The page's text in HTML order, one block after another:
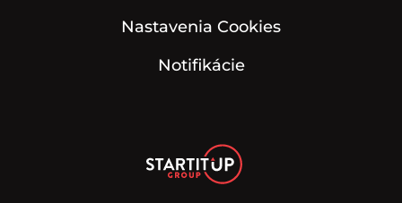
Nastavenia Cookies
Notifikácie